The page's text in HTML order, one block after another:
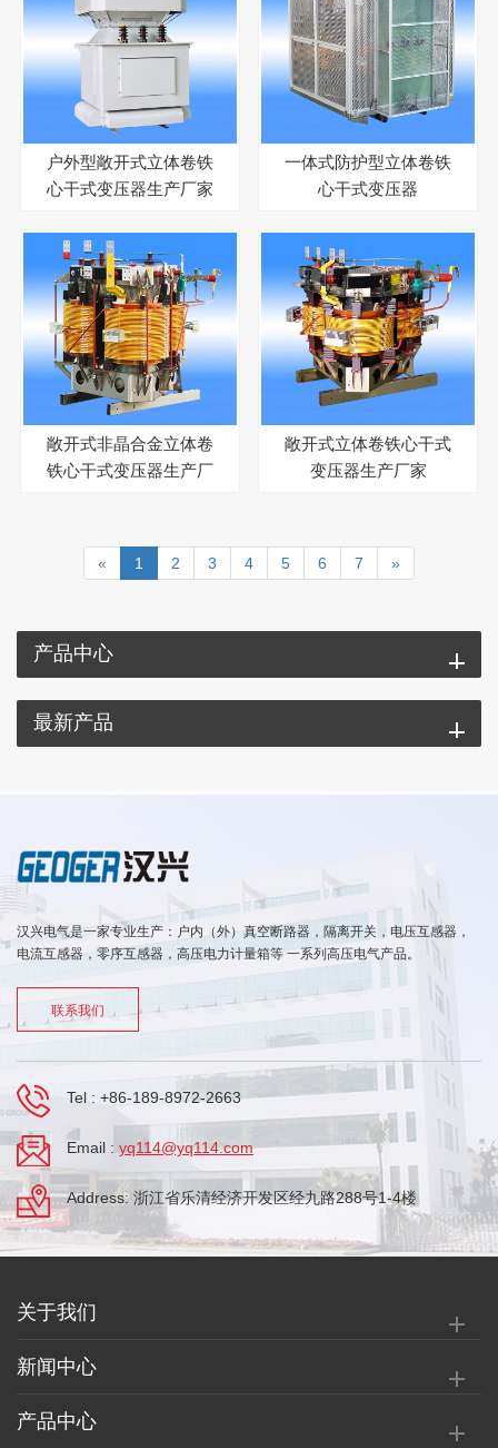
户外型敞开式立体卷铁
心干式变压器生产厂家
一体式防护型立体卷铁
心干式变压器
敞开式非晶合金立体卷
铁心干式变压器生产厂
敞开式立体卷铁心干式
变压器生产厂家
« 1 2 3 4 5 6 7 »
产品中心
最新产品
汉兴电气是一家专业生产：户内（外）真空断路器，隔离开关，电压互感器，
电流互感器，零序互感器，高压电力计量箱等 一系列高压电气产品。
联系我们
Tel : +86-189-8972-2663
Email : yq114@yq114.com
Address: 浙江省乐清经济开发区经九路288号1-4楼
关于我们
新闻中心
产品中心